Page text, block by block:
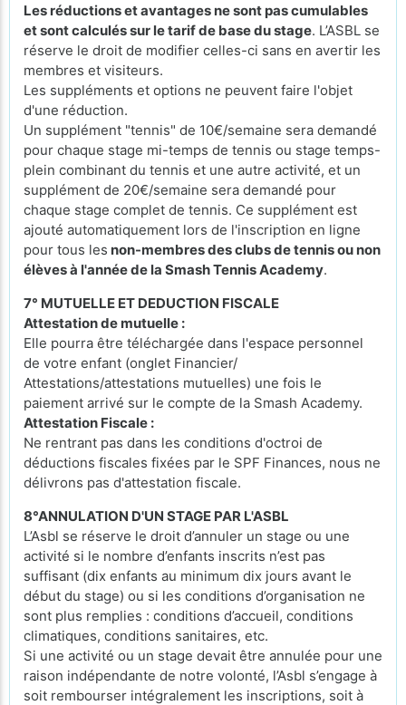
Les réductions et avantages ne sont pas cumulables
et sont calculés sur le tarif de base du stage. L’ASBL se
réserve le droit de modifier celles-ci sans en avertir les
membres et visiteurs.
Les suppléments et options ne peuvent faire l'objet
d'une réduction.
Un supplément "tennis" de 10€/semaine sera demandé
pour chaque stage mi-temps de tennis ou stage temps-
plein combinant du tennis et une autre activité, et un
supplément de 20€/semaine sera demandé pour
chaque stage complet de tennis. Ce supplément est
ajouté automatiquement lors de l'inscription en ligne
pour tous les non-membres des clubs de tennis ou non
élèves à l'année de la Smash Tennis Academy.
7° MUTUELLE ET DEDUCTION FISCALE
Attestation de mutuelle :
Elle pourra être téléchargée dans l'espace personnel
de votre enfant (onglet Financier/
Attestations/attestations mutuelles) une fois le
paiement arrivé sur le compte de la Smash Academy.
Attestation Fiscale :
Ne rentrant pas dans les conditions d'octroi de
déductions fiscales fixées par le SPF Finances, nous ne
délivrons pas d'attestation fiscale.
8°ANNULATION D'UN STAGE PAR L'ASBL
L’Asbl se réserve le droit d’annuler un stage ou une
activité si le nombre d’enfants inscrits n’est pas
suffisant (dix enfants au minimum dix jours avant le
début du stage) ou si les conditions d’organisation ne
sont plus remplies : conditions d’accueil, conditions
climatiques, conditions sanitaires, etc.
Si une activité ou un stage devait être annulée pour une
raison indépendante de notre volonté, l’Asbl s’engage à
soit rembourser intégralement les inscriptions, soit à